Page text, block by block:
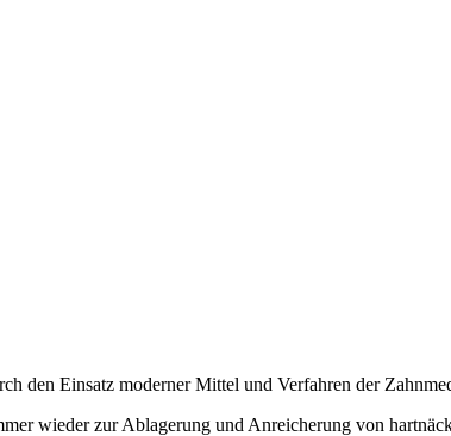
den Einsatz moderner Mittel und Verfahren der
wieder zur Ablagerung und Anreicherung von